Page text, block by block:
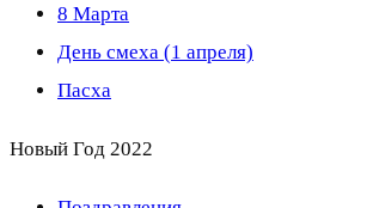
8 Марта
День смеха (1 апреля)
Пасха
Новый Год 2022